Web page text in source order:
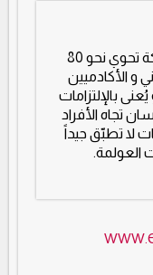
إتحاد ال(ETO) هو عبارة عن شبكة تحوي نحو 80
الأكادميين
بالإلتزامات
تجاه الأفراد
لا تطبّق جيداً
العولمة.